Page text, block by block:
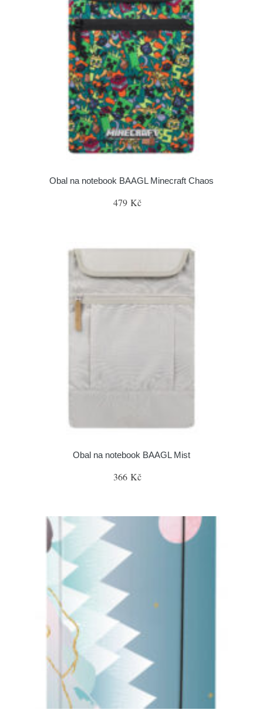
Obal na notebook BAAGL Minecraft Chaos
479 Kč
Obal na notebook BAAGL Mist
366 Kč